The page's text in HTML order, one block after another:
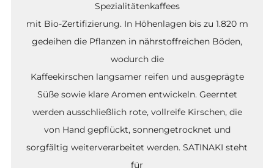
Spezialitätenkaffees
mit Bio-Zertifizierung. In Höhenlagen bis zu 1.820 m
gedeihen die Pflanzen in nährstoffreichen Böden,
wodurch die
Kaffeekirschen langsamer reifen und ausgeprägte
Süße sowie klare Aromen entwickeln. Geerntet
werden ausschließlich rote, vollreife Kirschen, die
von Hand gepflückt, sonnengetrocknet und
sorgfältig weiterverarbeitet werden. SATINAKI steht
für